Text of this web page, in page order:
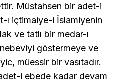
Müstahsen bir adet-i
ı içtimaiye-i İslamiyenin
ve tatlı bir medar-ı
göstermeye ve
müessir bir vasıtadır.
i ebede kadar devam